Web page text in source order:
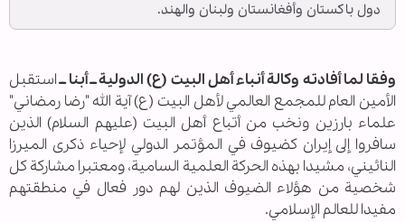
دول باكستان وأفغانستان ولبنان والهند.
وفقا لما أفادته وكالة أنباء أهل البيت (ع) الدولية ــ أبنا ــاستقبل
الأمين العام للمجمع العالمي لأهل البيت (ع) آية الله "رضا رمضاني"
علماء بارزين ونخب من أتباع أهل البيت (عليهم السلام) الذين
سافروا إلى إيران كضيوف في المؤتمر الدولي لإحياء ذكرى الميرزا
النائيني، مشيدا بهذه الحركة العلمية السامية، ومعتبرا مشاركة كل
شخصية من هؤلاء الضيوف الذين لهم دور فعال في منطقتهم
مفيدا للعالم الإسلامي.